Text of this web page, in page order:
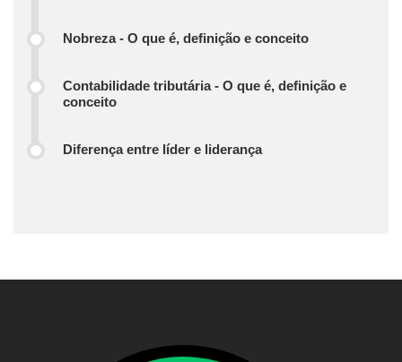
Nobreza - O que é, definição e conceito
Contabilidade tributária - O que é, definição e
conceito
Diferença entre líder e liderança